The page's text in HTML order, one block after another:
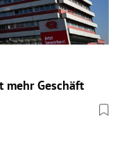
mehr Geschäft